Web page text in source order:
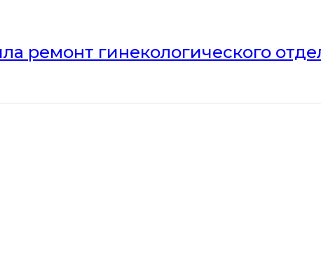
ремонт гинекологического